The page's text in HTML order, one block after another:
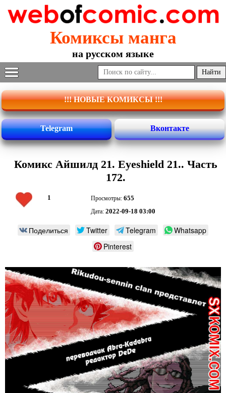
Комиксы манга
на русском языке
!!! НОВЫЕ КОМИКСЫ !!!
Telegram Вконтакте
Комикс Айшилд 21. Eyeshield 21.. Часть
172.
1 Просмотры: 655
Дата: 2022-09-18 03:00
Поделиться Twitter Telegram
Whatsapp
Pinterest